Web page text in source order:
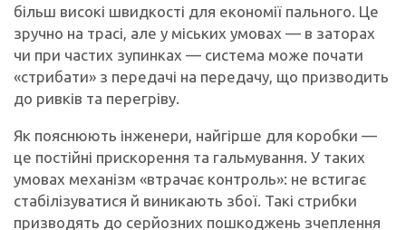
більш високі швидкості для економії пального. Це
зручно на трасі, але у міських умовах — в заторах
чи при частих зупинках — система може почати
«стрибати» з передачі на передачу, що призводить
до ривків та перегріву.
Як пояснюють інженери, найгірше для коробки —
це постійні прискорення та гальмування. У таких
умовах механізм «втрачає контроль»: не встигає
стабілізуватися й виникають збої. Такі стрибки
призводять до серйозних пошкоджень зчеплення